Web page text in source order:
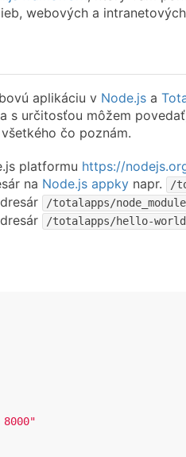
webových a
aplikáciu v Node.js a
s určitosťou môžem
čo poznám.
platformu https://
na Node.js appky napr. /
/totalapps/
/totalapps/hello-